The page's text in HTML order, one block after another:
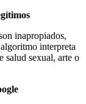
inapropiados,
interpreta
salud sexual, arte o